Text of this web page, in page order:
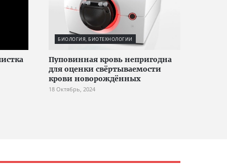
БИОЛОГИЯ, БИОТЕХНОЛОГИИ
Пуповинная кровь непригодна
для оценки свёртываемости
крови новорождённых
18 Октябрь, 2024